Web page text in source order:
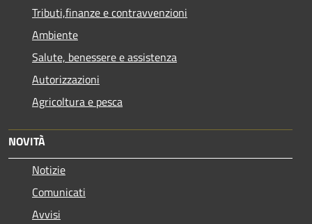
Tributi,finanze e contravvenzioni
Ambiente
Salute, benessere e assistenza
Autorizzazioni
Agricoltura e pesca
NOVITÀ
Notizie
Comunicati
Avvisi